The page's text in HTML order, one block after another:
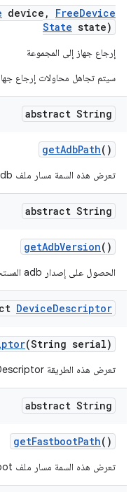
device , FreeDevice
State state)
إرجاع جهاز إلى المجموعة
سيتم تجاهل محاولات إرجاع
abstract String
getAdbPath()
تعرض هذه السمة مسار ملف adb الثنائي الذي سيتم استخدامه.
abstract String
getAdbVersion()
الحصول على إصدار adb المستخدَم حاليًا من قِبل "مدير الجهاز"
DeviceDescriptor
(String serial)
تعرض هذه الطريقة DeviceDescriptor مع الرقم التسلسلي المحدّد.
abstract String
getFastbootPath()
تعرض هذه السمة مسار ملف fastboot الثنائي المطلوب استخدامه.